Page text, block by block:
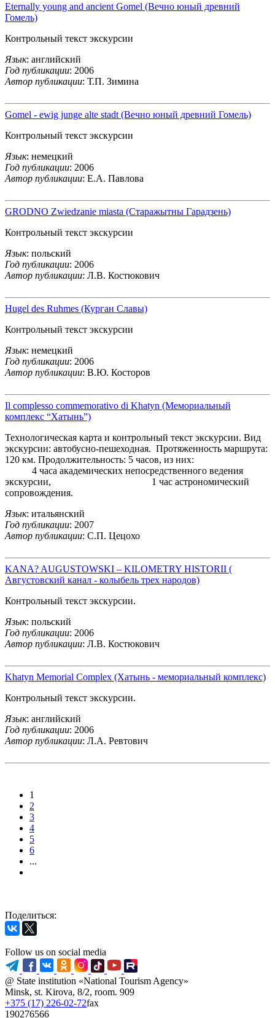
Eternally young and ancient Gomel (Вечно юный древний
Гомель)
Контрольный текст экскурсии
Язык: английский
Год публикации: 2006
Автор публикации: Т.П. Зимина
Gomel - ewig junge alte stadt (Вечно юный древний Гомель)
Контрольный текст экскурсии
Язык: немецкий
Год публикации: 2006
Автор публикации: Е.А. Павлова
GRODNO Zwiedzanie miasta (Старажытны Гарадзень)
Контрольный текст экскурсии
Язык: польский
Год публикации: 2006
Автор публикации: Л.В. Костюкович
Hugel des Ruhmes (Курган Славы)
Контрольный текст экскурсии
Язык: немецкий
Год публикации: 2006
Автор публикации: В.Ю. Косторов
Il complesso commemorativo di Khatyn (Мемориальный
комплекс “Хатынь”)
Технологическая карта и контрольный текст экскурсии. Вид
экскурсии: автобусно-пешеходная. Протяженность маршрута:
120 км. Продолжительность: 5 часов, из них:
4 часа академических непосредственного ведения
экскурсии, 1 час астрономический
сопровождения.
Язык: итальянский
Год публикации: 2007
Автор публикации: С.П. Цецохо
KANA? AUGUSTOWSKI – KILOMETRY HISTORII (
Августовский канал - колыбель трех народов)
Контрольный текст экскурсии.
Язык: польский
Год публикации: 2006
Автор публикации: Л.В. Костюкович
Khatyn Memorial Complex (Хатынь - мемориальный комплекс)
Контрольный текст экскурсии.
Язык: английский
Год публикации: 2006
Автор публикации: Л.А. Ревтович
1
2
3
4
5
6
...
Поделиться:
Follow us on social media
@ State institution «National Tourism Agency»
Minsk, st. Kirova, 8/2, room. 909
+375 (17) 226-02-72fax
190276566